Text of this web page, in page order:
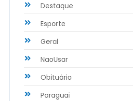
Destaque
Esporte
Geral
NaoUsar
Obituário
Paraguai